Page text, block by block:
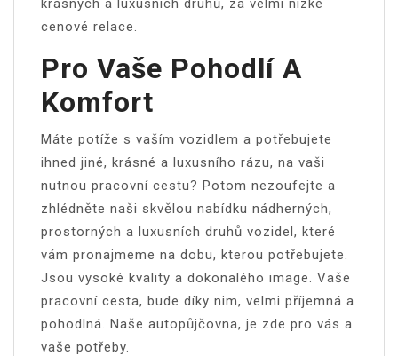
cenové relace.
Pro Vaše Pohodlí A
Komfort
Máte potíže s vaším vozidlem a potřebujete
ihned jiné, krásné a luxusního rázu, na vaši
nutnou pracovní cestu? Potom nezoufejte a
zhlédněte naši skvělou nabídku nádherných,
prostorných a luxusních druhů vozidel, které
vám pronajmeme na dobu, kterou potřebujete.
Jsou vysoké kvality a dokonalého image. Vaše
pracovní cesta, bude díky nim, velmi příjemná a
pohodlná. Naše autopůjčovna, je zde pro vás a
vaše potřeby.